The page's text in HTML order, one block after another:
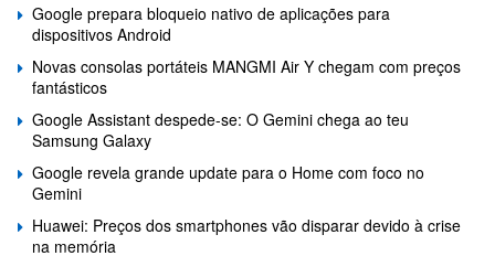
Google prepara bloqueio nativo de aplicações para
dispositivos Android
Novas consolas portáteis MANGMI Air Y chegam com preços
fantásticos
Google Assistant despede-se: O Gemini chega ao teu
Samsung Galaxy
Google revela grande update para o Home com foco no
Gemini
Huawei: Preços dos smartphones vão disparar devido à crise
na memória